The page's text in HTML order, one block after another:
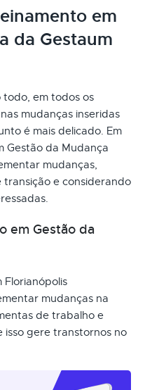
em
da Gestaum
em todos os
mudanças inseridas
é mais delicado. Em
Gestão da Mudança
mudanças,
transição e considerando
em Gestão da
Florianópolis
mudanças na
de trabalho e
isso gere transtornos no